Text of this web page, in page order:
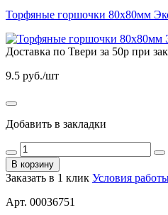
Торфяные горшочки 80х80мм
Доставка по Твери за 50р при
9.5 руб./шт
Добавить в закладки
В корзину
Заказать в 1 клик Условия
Арт. 00036751